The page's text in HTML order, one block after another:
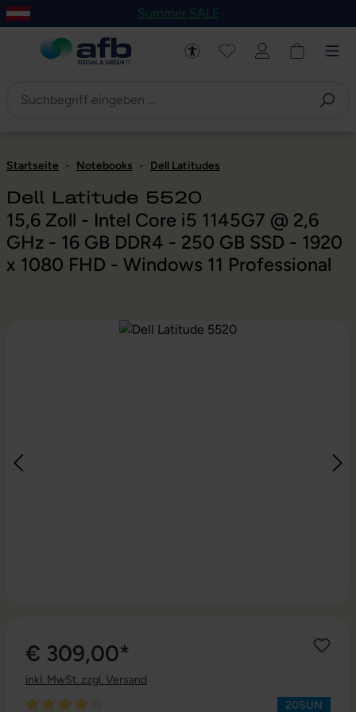
Hauptinhalt springen
Zur Navigation der B2B-Plattform springen
Summer SALE
Startseite - Notebooks - Dell Latitudes
Dell Latitude 5520
15,6 Zoll - Intel Core i5 1145G7 @ 2,6
GHz - 16 GB DDR4 - 250 GB SSD - 1920
x 1080 FHD - Windows 11 Professional
Bildergalerie überspringen
€ 309,00*
inkl. MwSt. zzgl. Versand
20SUN